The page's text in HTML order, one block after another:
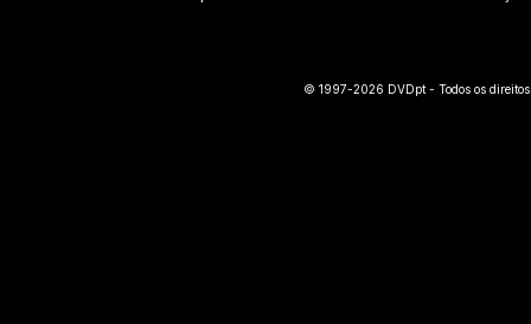
© 1997-2026 DVDpt - Todos os direitos